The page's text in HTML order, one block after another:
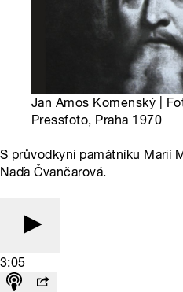
Jan Amos Komenský |
Pressfoto, Praha 1970
S průvodkyní památníku Marií
Naďa Čvančarová.
3:05